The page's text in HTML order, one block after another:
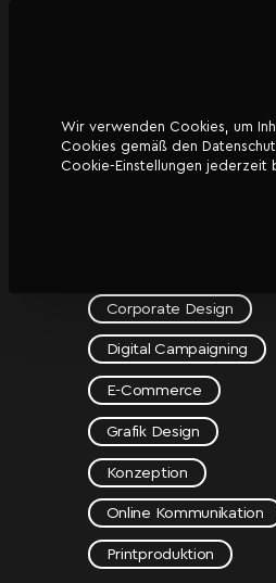
Corporate Design
Digital Campaigning
E-Commerce
Grafik Design
Konzeption
Online Kommunikation
Printproduktion
DATENSCHUTZ
Wir verwenden Cookies, um
Cookies gemäß den
Cookie-Einstellungen